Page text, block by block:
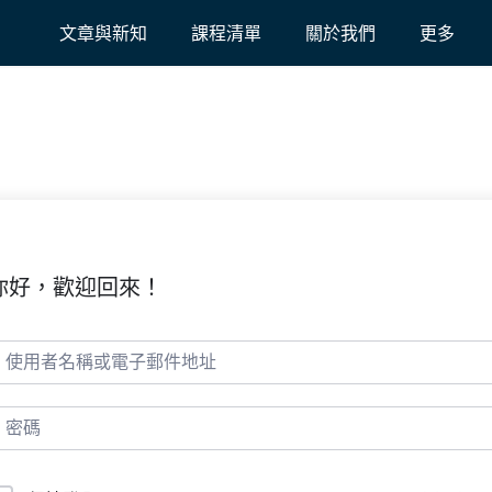
文章與新知 課程清單 關於我們 更多
好，歡迎回來！